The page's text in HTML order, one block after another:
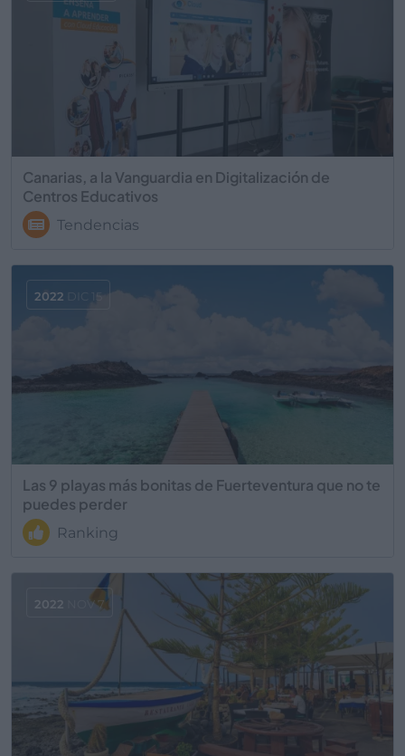
Canarias, a la Vanguardia en Digitalización de
Centros Educativos
Tendencias
Las 9 playas más bonitas de Fuerteventura que no te
puedes perder
Ranking
2022 DIC 15
2022 NOV 7